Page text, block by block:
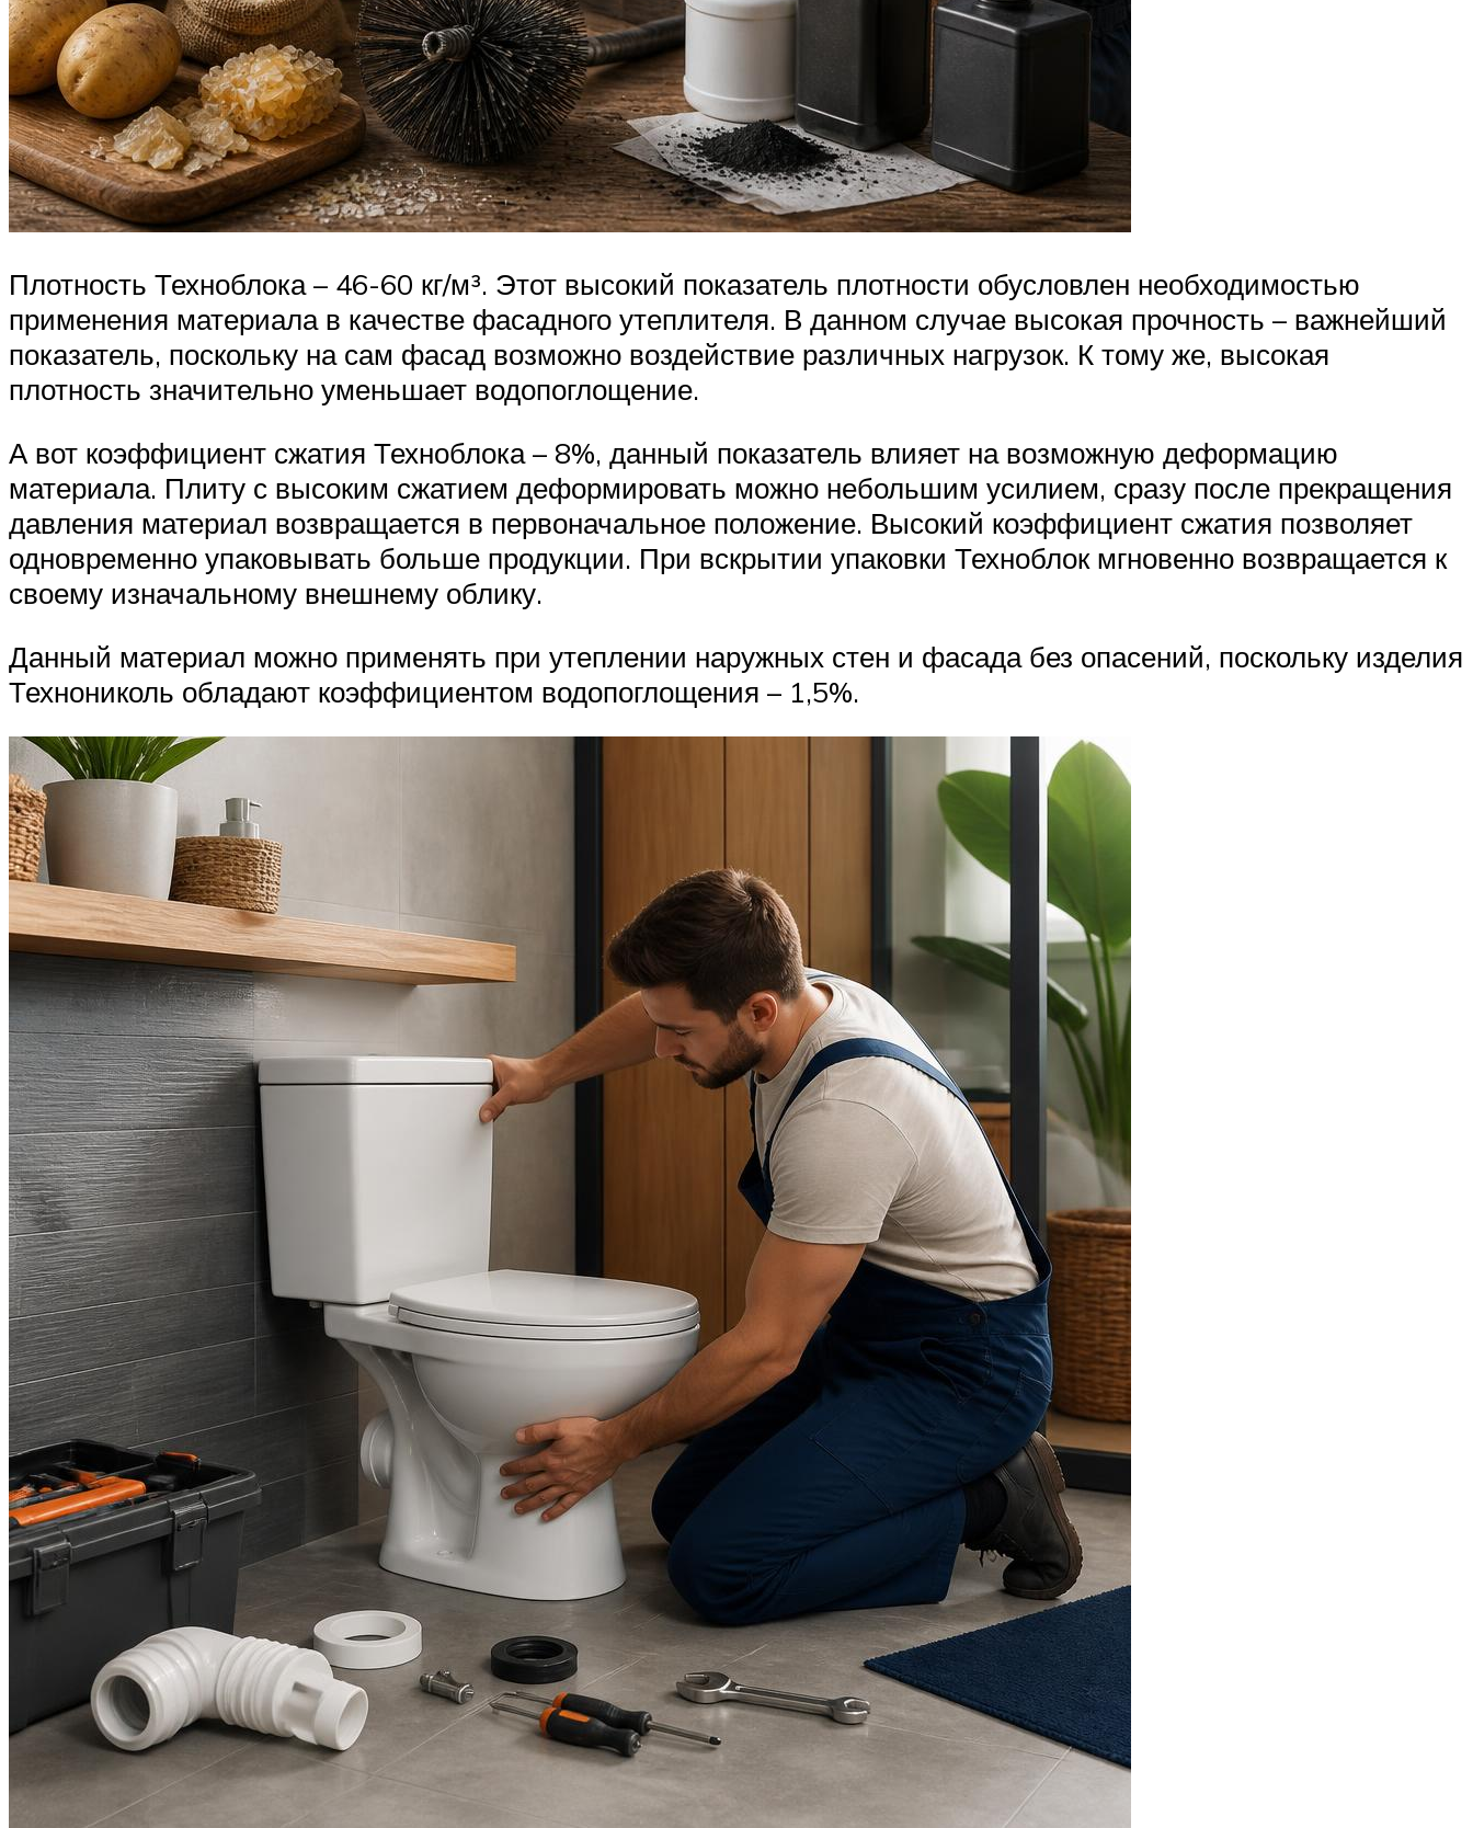
Плотность Техноблока – 46-60 кг/м³. Этот высокий показатель плотности обусловлен необходимостью
применения материала в качестве фасадного утеплителя. В данном случае высокая прочность – важнейший
показатель, поскольку на сам фасад возможно воздействие различных нагрузок. К тому же, высокая
плотность значительно уменьшает водопоглощение.
А вот коэффициент сжатия Техноблока – 8%, данный показатель влияет на возможную деформацию
материала. Плиту с высоким сжатием деформировать можно небольшим усилием, сразу после прекращения
давления материал возвращается в первоначальное положение. Высокий коэффициент сжатия позволяет
одновременно упаковывать больше продукции. При вскрытии упаковки Техноблок мгновенно возвращается к
своему изначальному внешнему облику.
Данный материал можно применять при утеплении наружных стен и фасада без опасений, поскольку изделия
Технониколь обладают коэффициентом водопоглощения – 1,5%.